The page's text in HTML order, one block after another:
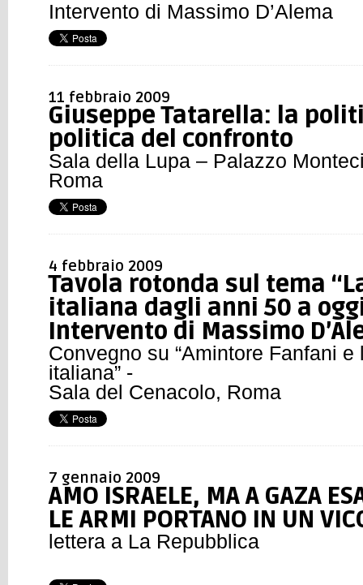
Intervento di Massimo D’Alema
11 febbraio 2009
Giuseppe Tatarella: la
politica del confronto
Sala della Lupa – Palazzo
Roma
4 febbraio 2009
Tavola rotonda sul tema
italiana dagli anni 50 a
Intervento di Massimo
Convegno su “Amintore Fanfani
italiana” -
Sala del Cenacolo, Roma
7 gennaio 2009
AMO ISRAELE, MA A GAZA
LE ARMI PORTANO IN UN
lettera a La Repubblica